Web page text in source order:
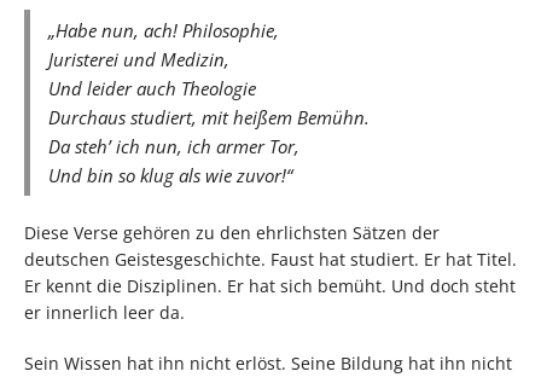
„Habe nun, ach! Philosophie,
Juristerei und Medizin,
Und leider auch Theologie
Durchaus studiert, mit heißem Bemühn.
Da steh’ ich nun, ich armer Tor,
Und bin so klug als wie zuvor!“
Diese Verse gehören zu den ehrlichsten Sätzen der
deutschen Geistesgeschichte. Faust hat studiert. Er hat Titel.
Er kennt die Disziplinen. Er hat sich bemüht. Und doch steht
er innerlich leer da.
Sein Wissen hat ihn nicht erlöst. Seine Bildung hat ihn nicht